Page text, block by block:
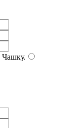
Чашку.